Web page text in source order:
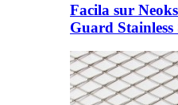
Facila sur
Guard Stainless